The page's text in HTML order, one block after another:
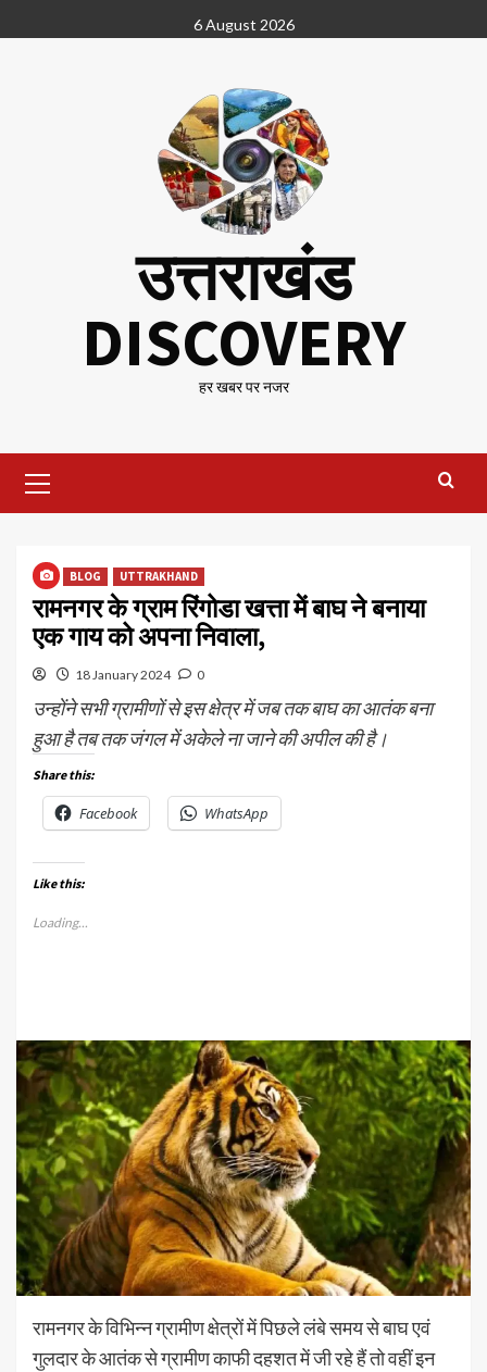
to
6 August 2026
उत्तराखंड
DISCOVERY
हर खबर पर नजर
Menu
BLOG UTTRAKHAND
रामनगर के ग्राम रिंगोडा खत्ता में बाघ ने बनाया
एक गाय को अपना निवाला,
18 January 2024 0
उन्होंने सभी ग्रामीणों से इस क्षेत्र में जब तक बाघ का आतंक बना
हुआ है तब तक जंगल में अकेले ना जाने की अपील की है।
Share this:
Facebook WhatsApp
Like this:
Loading...
रामनगर के विभिन्न ग्रामीण क्षेत्रों में पिछले लंबे समय से बाघ एवं
गुलदार के आतंक से ग्रामीण काफी दहशत में जी रहे हैं तो वहीं इन